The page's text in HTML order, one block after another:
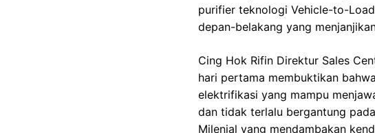
purifier teknologi Vehicle-to-
depan-belakang yang
Cing Hok Rifin Direktur Sales
hari pertama membuktikan
elektrifikasi yang mampu
dan tidak terlalu bergantung
Milenial yang mendambakan